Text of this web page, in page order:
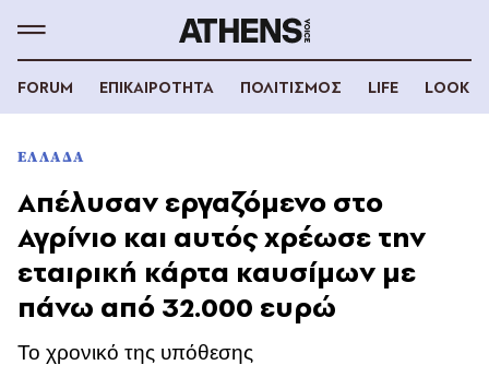
FORUM ΕΠΙΚΑΙΡΟΤΗΤΑ ΠΟΛΙΤΙΣΜΟΣ LIFE LOOK
ΕΛΛΑΔΑ
Απέλυσαν εργαζόμενο στο
Αγρίνιο και αυτός χρέωσε την
εταιρική κάρτα καυσίμων με
πάνω από 32.000 ευρώ
Το χρονικό της υπόθεσης